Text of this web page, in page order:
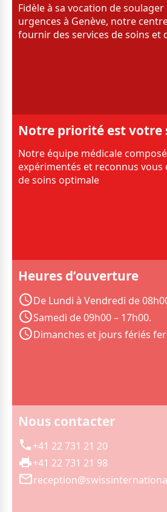
Fidèle à sa vocation de soulager
urgences à Genève, notre
fournir des services de soins et
Notre priorité est votre
Notre équipe médicale
expérimentés et reconnus
de soins optimale
Heures d’ouverture
De Lundi à Vendredi de
Samedi de 09h00 – 17h00.
Dimanches et jours fériés
Nous contacter
+41 22 731 21 20
+41 22 731 21 98